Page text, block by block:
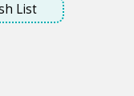
List